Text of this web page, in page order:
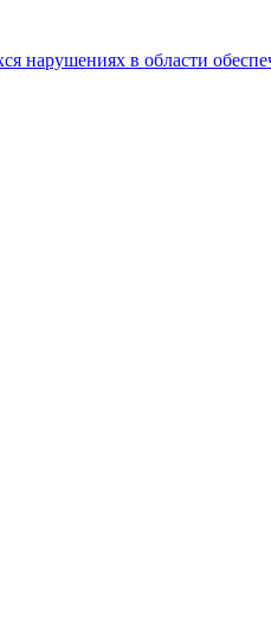
в области